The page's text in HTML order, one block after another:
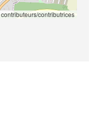
contributeurs/contributrices